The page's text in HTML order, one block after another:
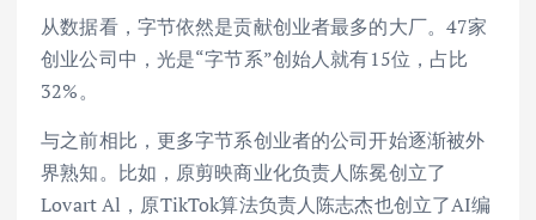
从数据看，字节依然是贡献创业者最多的大厂。47家
创业公司中，光是“字节系”创始人就有15位，占比
32%。
与之前相比，更多字节系创业者的公司开始逐渐被外
界熟知。比如，原剪映商业化负责人陈冕创立了
Lovart Al，原TikTok算法负责人陈志杰也创立了AI编